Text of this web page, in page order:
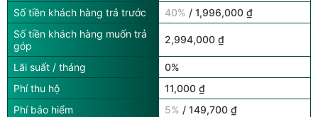
Số tiền khách hàng trả trước
40% / 1,996,000 ₫
Số tiền khách hàng muốn trả
góp
2,994,000 ₫
Lãi suất / tháng
0%
Phí thu hộ
11,000 ₫
Phí bảo hiểm
5% / 149,700 ₫